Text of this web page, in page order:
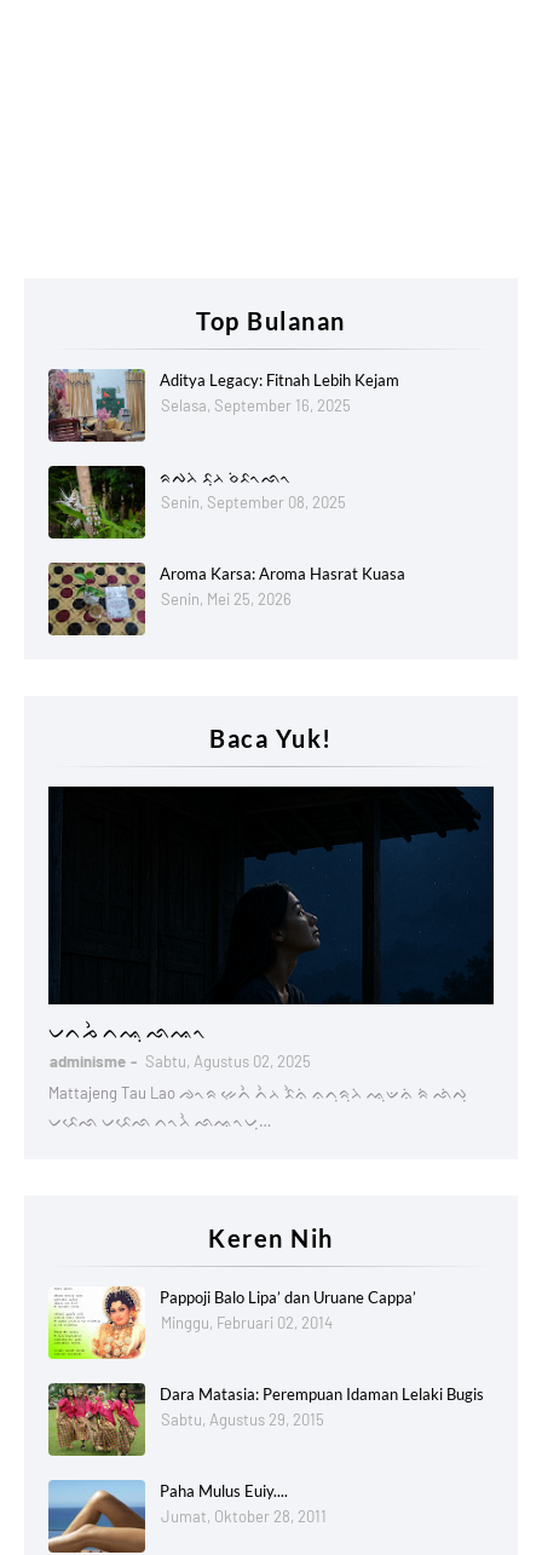
Top Bulanan
Aditya Legacy: Fitnah Lebih Kejam
Selasa, September 16, 2025
ᨑᨄᨂᨗ ᨅᨘᨂ ᨔᨗᨅᨚᨒᨚ
Senin, September 08, 2025
Aroma Karsa: Aroma Hasrat Kuasa
Senin, Mei 25, 2026
Baca Yuk!
ᨆᨈᨍᨛ ᨈᨕᨘ ᨒᨕᨚ
adminisme
Sabtu, Agustus 02, 2025
Mattajeng Tau Lao ᨌᨚᨑ ᨀᨙᨈᨛ ᨈᨛᨂ ᨅᨛᨊᨗ ᨊᨈᨘᨑᨘᨂᨗ ᨕᨘᨉᨊᨗ ᨑᨗ ᨒᨗᨄᨘ
ᨆᨅᨙᨒ ᨆᨅᨙᨒ ᨈᨚᨂᨛ ᨒᨕᨚᨆᨘ…
Keren Nih
Pappoji Balo Lipa’ dan Uruane Cappa’
Minggu, Februari 02, 2014
Dara Matasia: Perempuan Idaman Lelaki Bugis
Sabtu, Agustus 29, 2015
Paha Mulus Euiy....
Jumat, Oktober 28, 2011